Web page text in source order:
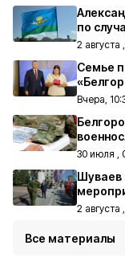
по
2 августа
Семье
Вчера,
30 июля ,
Шуваев
2 августа
Все материалы